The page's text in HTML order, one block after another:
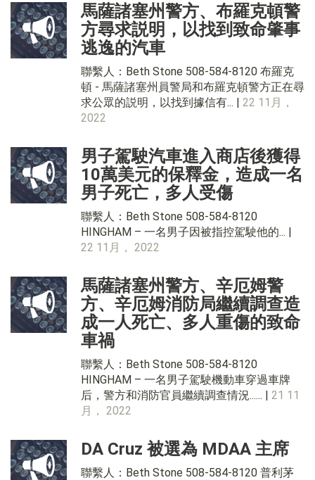
馬薩諸塞州警方、布羅克頓警
方尋求説明，以找到致命肇事
逃逸的汽車
聯繫人：Beth Stone 508-584-8120 布羅克
頓 - 馬薩諸塞州員警局和布羅克頓警方正在尋
求公眾的説明，以找到據信有... | 22 11月，
2022
男子駕駛汽車進入商店後獲得
10萬美元的保釋金，造成一名
男子死亡，多人受傷
聯繫人：Beth Stone 508-584-8120
HINGHAM – 一名男子因被指控駕駛他的... |
22 11月， 2022
馬薩諸塞州警方、辛厄姆警
方、辛厄姆消防局繼續調查造
成一人死亡、多人重傷的致命
車禍
聯繫人：Beth Stone 508-584-8120
HINGHAM – 一名男子駕駛機動車穿過車牌
后，警方和消防官員繼續調查情況...... | 21 11
月， 2022
DA Cruz 被選為 MDAA 主席
聯繫人：Beth Stone 508-584-8120 普利茅